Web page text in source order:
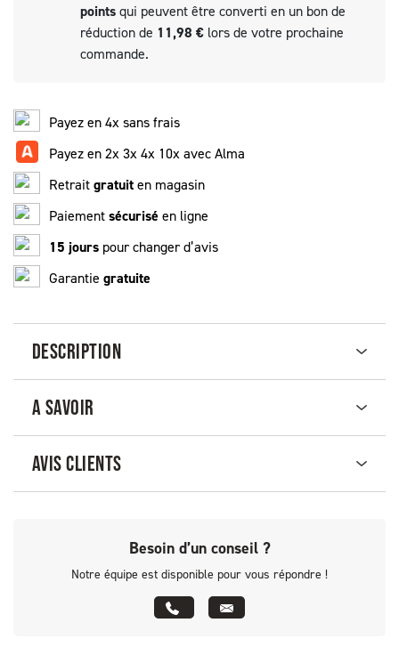
pointsqui peuvent être converti en un bon de
réduction de 11,98 €lors de votre prochaine
commande.
Payez en 4x sans frais
Payez en 2x 3x 4x 10x avec Alma
Retraitgratuiten magasin
Paiementsécurisé en ligne
15 jours pour changer d’avis
Garantie gratuite
DESCRIPTION
A SAVOIR
AVIS CLIENTS
Besoin d’un conseil ?
Notre équipe est disponible pour vous répondre !